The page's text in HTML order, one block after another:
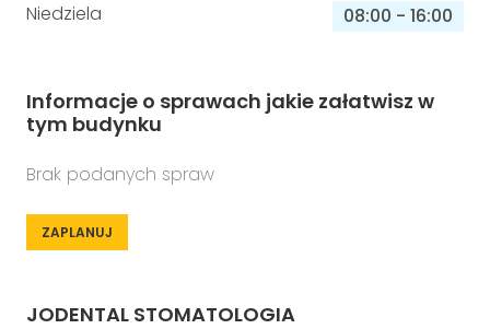
Niedziela
08:00 - 16:00
Informacje o sprawach jakie załatwisz w
tym budynku
Brak podanych spraw
ZAPLANUJ
JODENTAL STOMATOLOGIA